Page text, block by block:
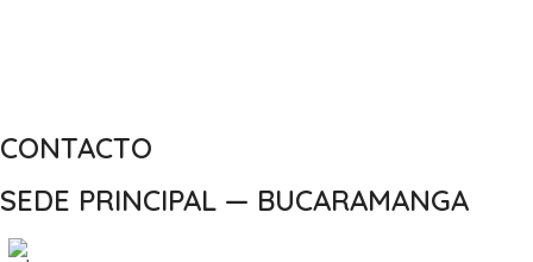
CONTACTO
SEDE PRINCIPAL — BUCARAMANGA